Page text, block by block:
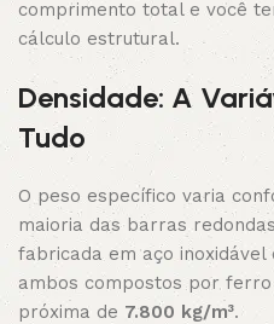
comprimento total e você
cálculo estrutural.
Densidade: A
Tudo
O peso específico varia
maioria das barras
fabricada em aço
ambos compostos por
próxima de 7.800 kg/m³.